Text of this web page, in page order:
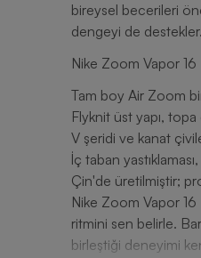
bireysel becerileri
dengeyi de destekler.
Nike Zoom Vapor
Tam boy Air Zoom
Flyknit üst yapı,
V şeridi ve kanat
İç taban
Çin'de üretilmiştir;
Nike Zoom Vapor
ritmini sen belirle.
birleştiği deneyimi